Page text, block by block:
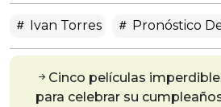
Ivan Torres Pronóstico
Cinco películas
para celebrar su